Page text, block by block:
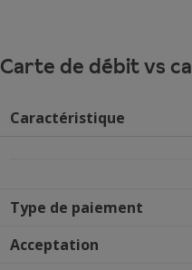
Carte de débit vs
Caractéristique
Type de paiement
Acceptation